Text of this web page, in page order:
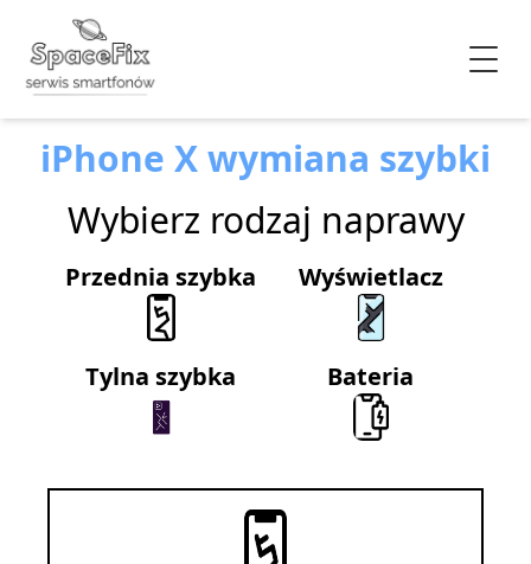
iPhone X wymiana szybki
Wybierz rodzaj naprawy
Przednia szybka Wyświetlacz
Tylna szybka Bateria